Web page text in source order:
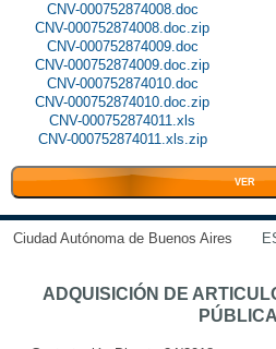
CNV-000752874008.doc
CNV-000752874008.doc.zip
CNV-000752874009.doc
CNV-000752874009.doc.zip
CNV-000752874010.doc
CNV-000752874010.doc.zip
CNV-000752874011.xls
CNV-000752874011.xls.zip
VER
Ciudad Autónoma de Buenos Aires
ADQUISICIÓN DE